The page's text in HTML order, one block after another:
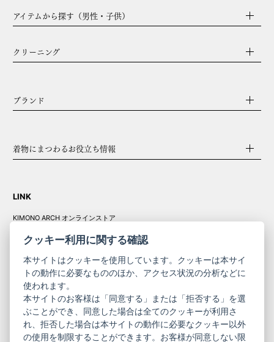
アイテムから探す（男性・子供）
クリーニング
ブランド
着物にまつわるお役立ち情報
LINK
KIMONO ARCH オンラインストア
コーポレート
サイト
きものやまと振
袖
サイト
クッキー利用に関する確認
本サイトはクッキーを使用しています。クッキーは本サイ
トの動作に必要なもののほか、アクセス状況の分析などに
使われます。
本サイトのお客様は「同意する」または「拒否する」を選
ぶことができ、同意した場合は全てのクッキーが利用さ
れ、拒否した場合は本サイトの動作に必要なクッキー以外
の使用を制限することができます。お客様が同意しない限